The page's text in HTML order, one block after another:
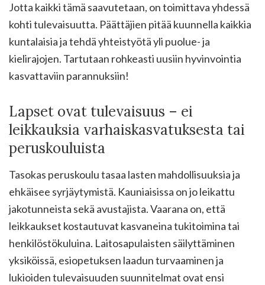
Jotta kaikki tämä saavutetaan, on toimittava yhdessä
kohti tulevaisuutta. Päättäjien pitää kuunnella kaikkia
kuntalaisia ja tehdä yhteistyötä yli puolue- ja
kielirajojen. Tartutaan rohkeasti uusiin hyvinvointia
kasvattaviin parannuksiin!
Lapset ovat tulevaisuus – ei
leikkauksia varhaiskasvatuksesta tai
peruskouluista
Tasokas peruskoulu tasaa lasten mahdollisuuksia ja
ehkäisee syrjäytymistä. Kauniaisissa on jo leikattu
jakotunneista sekä avustajista. Vaarana on, että
leikkaukset kostautuvat kasvaneina tukitoimina tai
henkilöstökuluina. Laitosapulaisten säilyttäminen
yksiköissä, esiopetuksen laadun turvaaminen ja
lukioiden tulevaisuuden suunnitelmat ovat ensi